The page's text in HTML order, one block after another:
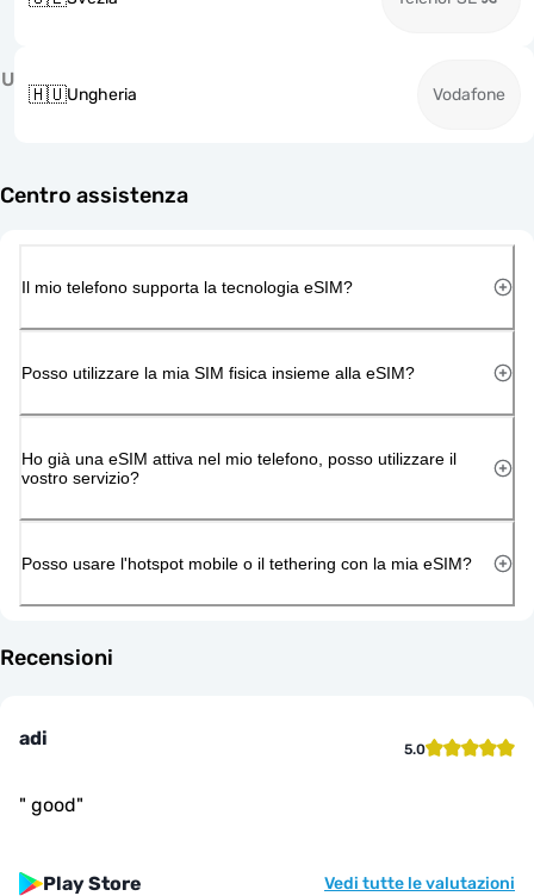
U
🇭🇺Ungheria Vodafone
Centro assistenza
Il mio telefono supporta la tecnologia eSIM?
Posso utilizzare la mia SIM fisica insieme alla eSIM?
Ho già una eSIM attiva nel mio telefono, posso utilizzare il
vostro servizio?
Posso usare l'hotspot mobile o il tethering con la mia eSIM?
Recensioni
adi 5.0
" good"
Play Store Vedi tutte le valutazioni